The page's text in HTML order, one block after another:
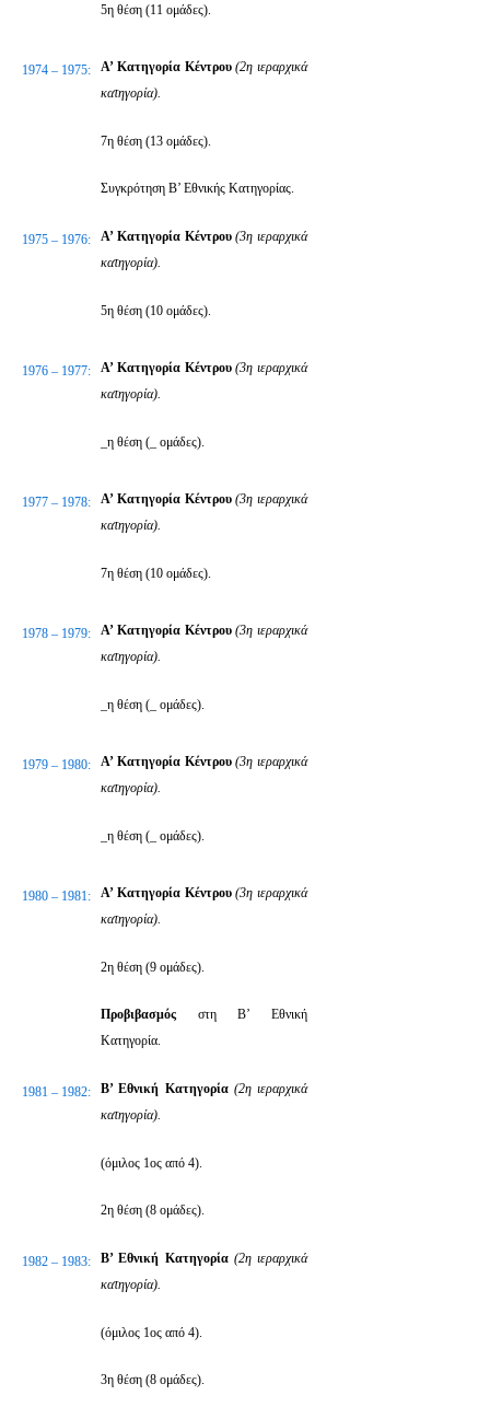
5η θέση (11 ομάδες).
1974 – 1975: Α’ Κατηγορία Κέντρου(2η ιεραρχικά
κατηγορία).
7η θέση (13 ομάδες).
Συγκρότηση Β’ Εθνικής Κατηγορίας.
1975 – 1976: Α’ Κατηγορία Κέντρου(3η ιεραρχικά
κατηγορία).
5η θέση (10 ομάδες).
1976 – 1977: Α’ Κατηγορία Κέντρου(3η ιεραρχικά
κατηγορία).
_η θέση (_ ομάδες).
1977 – 1978: Α’ Κατηγορία Κέντρου(3η ιεραρχικά
κατηγορία).
7η θέση (10 ομάδες).
1978 – 1979: Α’ Κατηγορία Κέντρου(3η ιεραρχικά
κατηγορία).
_η θέση (_ ομάδες).
1979 – 1980: Α’ Κατηγορία Κέντρου(3η ιεραρχικά
κατηγορία).
_η θέση (_ ομάδες).
1980 – 1981: Α’ Κατηγορία Κέντρου(3η ιεραρχικά
κατηγορία).
2η θέση (9 ομάδες).
Προβιβασμός στη Β’ Εθνική
Κατηγορία.
1981 – 1982: Β’ Εθνική Κατηγορία(2η ιεραρχικά
κατηγορία).
(όμιλος 1ος από 4).
2η θέση (8 ομάδες).
1982 – 1983: Β’ Εθνική Κατηγορία(2η ιεραρχικά
κατηγορία).
(όμιλος 1ος από 4).
3η θέση (8 ομάδες).